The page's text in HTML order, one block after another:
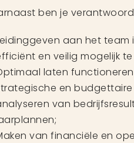
ben je
aan het team
en veilig mogelijk
laten
en
van
van financiële en